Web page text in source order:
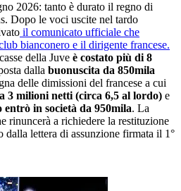
2026: tanto è durato il regno di
Dopo le voci uscite nel tardo
il comunicato ufficiale che
bianconero e il dirigente francese.
della Juve è costato più di 8
dalla buonuscita da 850mila
delle dimissioni del francese a cui
3 milioni netti (circa 6,5 al lordo) e
in società da 950mila. La
rinuncerà a richiedere la restituzione
lettera di assunzione firmata il 1°